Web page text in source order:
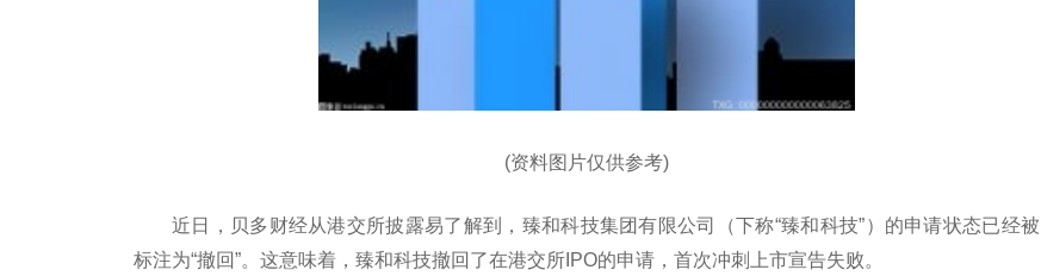
(资料图片仅供参考)
近日，贝多财经从港交所披露易了解到，臻和科技集团有限公司（下称“臻和科技”）的申请状态已经被
标注为“撤回”。这意味着，臻和科技撤回了在港交所IPO的申请，首次冲刺上市宣告失败。